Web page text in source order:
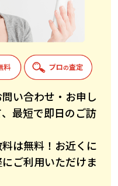
い合わせ・お申し
最短で即日のご訪
は無料！お近くに
ご利用いただけま